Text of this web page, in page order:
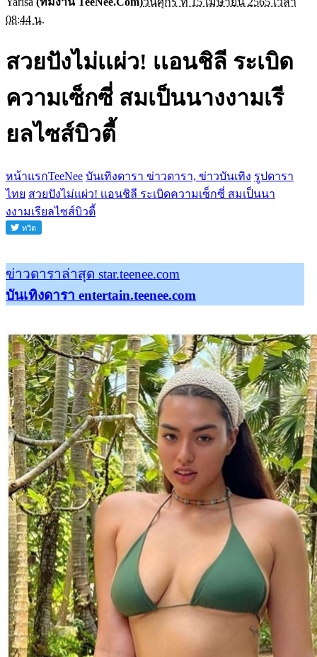
08:44 น.
สวยปังไม่เเผ่ว! เเอนชิลี ระเบิด
ความเซ็กซี่ สมเป็นนางงามเรี
ยลไซส์บิวตี้
หน้าแรกTeeNee บันเทิงดารา ข่าวดารา, ข่าวบันเทิง รูปดารา
ไทย สวยปังไม่เเผ่ว! เเอนชิลี ระเบิดความเซ็กซี่ สมเป็นนา
งงามเรียลไซส์บิวตี้
ข่าวดาราล่าสุด star.teenee.com
บันเทิงดารา entertain.teenee.com